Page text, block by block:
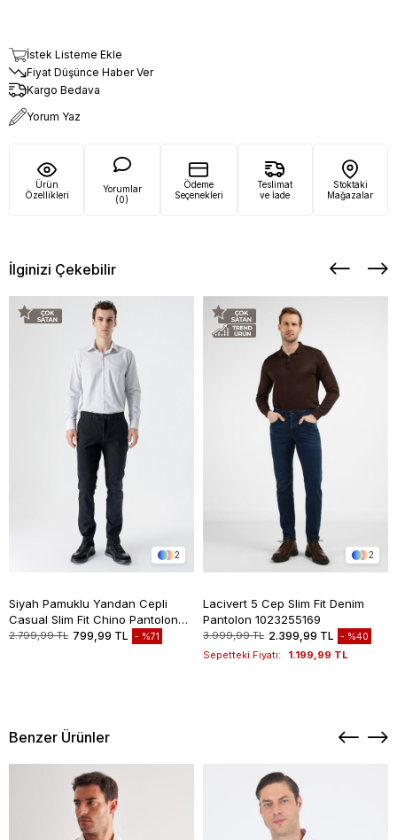
İstek Listeme Ekle
Fiyat Düşünce Haber Ver
Kargo Bedava
Yorum Yaz
Ürün
Özellikleri
Yorumlar
(0)
Ödeme
Seçenekleri
Teslimat
ve İade
Stoktaki
Mağazalar
İlginizi Çekebilir
2
Siyah Pamuklu Yandan Cepli
Casual Slim Fit Chino Pantolon
1003235117
2.799,99 TL 799,99 TL %71
2
Lacivert 5 Cep Slim Fit Denim
Pantolon 1023255169
3.999,99 TL 2.399,99 TL %40
Sepetteki Fiyatı: 1.199,99 TL
Benzer Ürünler